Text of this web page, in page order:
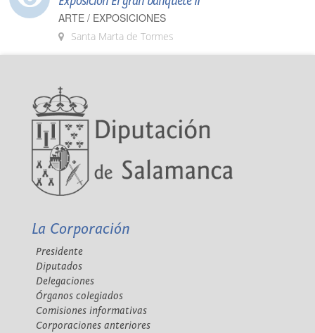
ARTE / EXPOSICIONES
Santa Marta de Tormes
La Corporación
Presidente
Diputados
Delegaciones
Órganos colegiados
Comisiones informativas
Corporaciones anteriores